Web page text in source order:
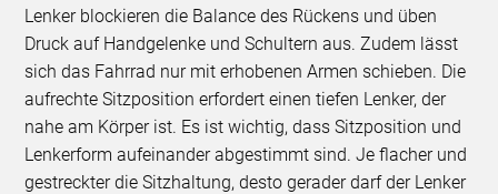
Lenker blockieren die Balance des Rückens und üben
Druck auf Handgelenke und Schultern aus. Zudem lässt
sich das Fahrrad nur mit erhobenen Armen schieben. Die
aufrechte Sitzposition erfordert einen tiefen Lenker, der
nahe am Körper ist. Es ist wichtig, dass Sitzposition und
Lenkerform aufeinander abgestimmt sind. Je flacher und
gestreckter die Sitzhaltung, desto gerader darf der Lenker